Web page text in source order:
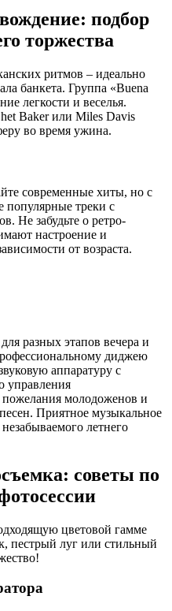
подбор
торжества
ритмов – идеально
банкета. Группа «Buena
легкости и веселья.
Baker или Miles Davis
во время ужина.
современные хиты, но с
популярные треки с
Не забудьте о ретро-
настроение и
от возраста.
разных этапов вечера и
диджею
аппаратуру с
управления
молодоженов и
Приятное музыкальное
летнего
советы по
цветовой гамме
пестрый луг или стильный